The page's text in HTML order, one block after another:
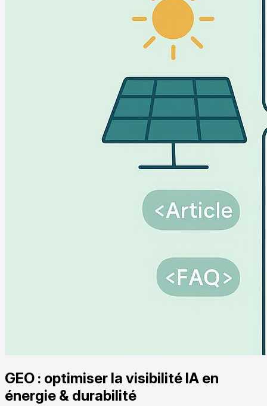
GEO : optimiser la visibilité IA en
énergie & durabilité